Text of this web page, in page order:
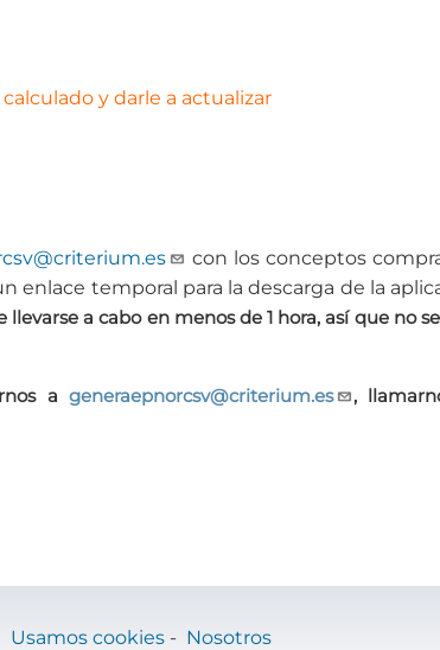
y darle a actualizar
con los conceptos
enlace temporal para la descarga de la
a cabo en menos de 1 hora, así que no
a generaepnorcsv@criterium.es
,
Usamos cookies - Nosotros